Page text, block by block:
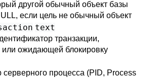
другой обычный объект базы
если цель не обычный объект
text
транзакции,
ожидающей блокировку
процесса (PID, Process